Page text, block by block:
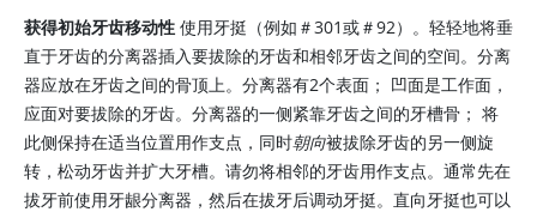
获得初始牙齿移动性 使用牙挺（例如＃301或＃92）。轻轻地将垂
直于牙齿的分离器插入要拔除的牙齿和相邻牙齿之间的空间。分离
器应放在牙齿之间的骨顶上。分离器有2个表面； 凹面是工作面，
应面对要拔除的牙齿。分离器的一侧紧靠牙齿之间的牙槽骨； 将
此侧保持在适当位置用作支点，同时朝向被拔除牙齿的另一侧旋
转，松动牙齿并扩大牙槽。请勿将相邻的牙齿用作支点。通常先在
拔牙前使用牙龈分离器，然后在拔牙后调动牙挺。直向牙挺也可以